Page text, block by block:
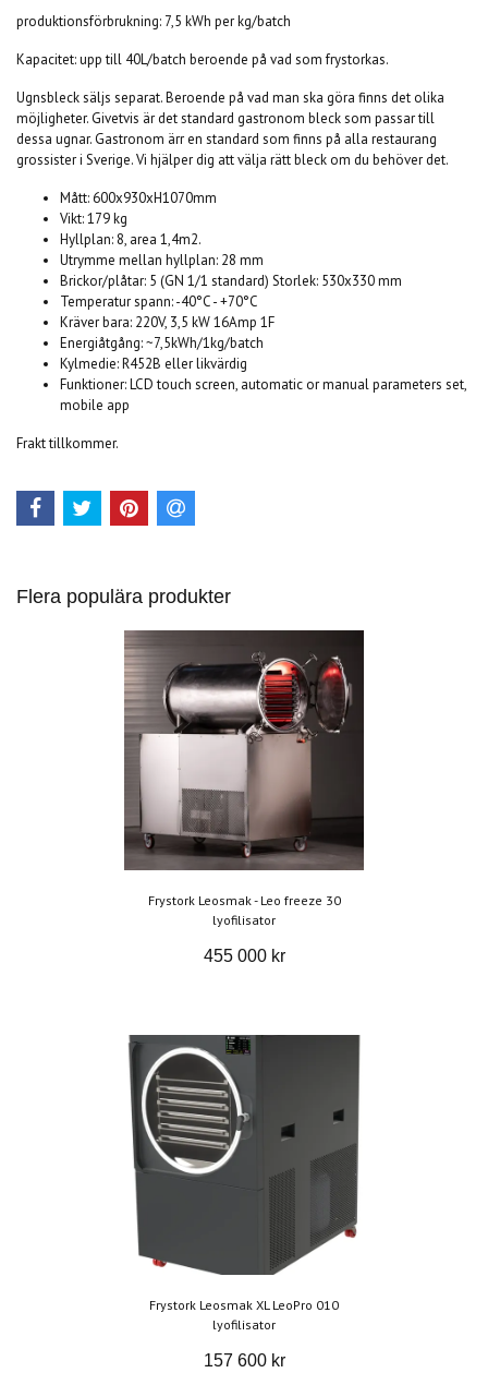
produktionsförbrukning: 7,5 kWh per kg/batch
Kapacitet: upp till 40L/batch beroende på vad som frystorkas.
Ugnsbleck säljs separat. Beroende på vad man ska göra finns det olika
möjligheter. Givetvis är det standard gastronom bleck som passar till
dessa ugnar. Gastronom ärr en standard som finns på alla restaurang
grossister i Sverige. Vi hjälper dig att välja rätt bleck om du behöver det.
Mått: 600x930xH1070mm
Vikt: 179 kg
Hyllplan: 8, area 1,4m2.
Utrymme mellan hyllplan: 28 mm
Brickor/plåtar: 5 (GN 1/1 standard) Storlek: 530x330 mm
Temperatur spann: -40°C - +70°C
Kräver bara: 220V, 3,5 kW 16Amp 1F
Energiåtgång: ~7,5kWh/1kg/batch
Kylmedie: R452B eller likvärdig
Funktioner: LCD touch screen, automatic or manual parameters set,
mobile app
Frakt tillkommer.
Flera populära produkter
Frystork Leosmak - Leo freeze 30
lyofilisator
455 000 kr
Frystork Leosmak XL LeoPro 010
lyofilisator
157 600 kr